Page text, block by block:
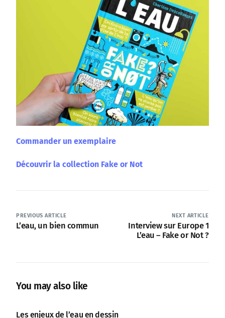
Commander un exemplaire
Découvrir la collection Fake or Not
PREVIOUS ARTICLE
L’eau, un bien commun
NEXT ARTICLE
Interview sur Europe 1
L’eau – Fake or Not ?
You may also like
Les enjeux de l’eau en dessin